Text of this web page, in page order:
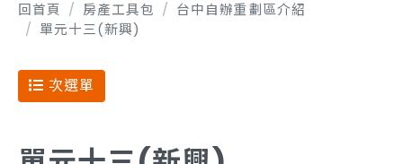
回首頁 房產工具包
台中自辦重劃區介紹
單元十三(新興)
次選單